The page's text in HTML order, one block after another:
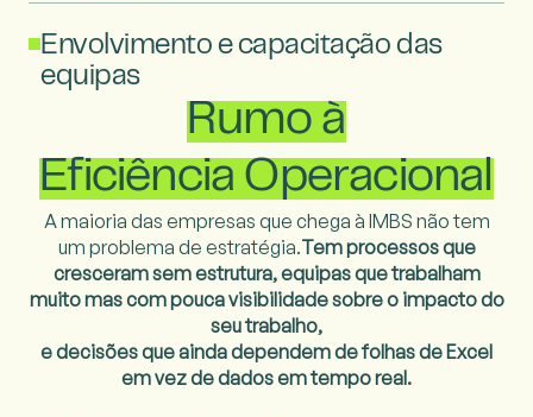
Envolvimento e capacitação das
equipas
Rumo à
Eficiência Operacional
A maioria das empresas que chega à IMBS não tem
um problema de estratégia.Tem processos que
cresceram sem estrutura, equipas que trabalham
muitomas com pouca visibilidade sobre o impacto do
seu trabalho,
e decisões que ainda dependem de folhas de Excel
em vez de dados em tempo real.